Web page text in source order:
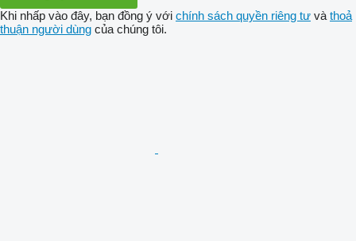
Khi nhấp vào đây, bạn đồng ý với chính sách quyền riêng tư và thoả
thuận người dùng của chúng tôi.